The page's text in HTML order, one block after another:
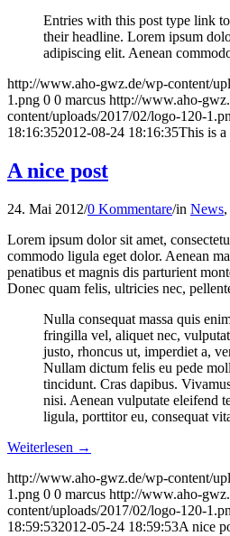
Entries with this post type link
their headline. Lorem ipsum
adipiscing elit. Aenean
http://www.aho-gwz.de/wp-content/
1.png 0 0 marcus http://www.aho-
content/uploads/2017/02/logo-120-
18:16:352012-08-24 18:16:35This is
A nice post
24. Mai 2012/0 Kommentare/in News,
Lorem ipsum dolor sit amet,
commodo ligula eget dolor. Aenean
penatibus et magnis dis parturient
Donec quam felis, ultricies nec,
Nulla consequat massa quis
fringilla vel, aliquet nec,
justo, rhoncus ut, imperdiet a,
Nullam dictum felis eu pede
tincidunt. Cras dapibus.
nisi. Aenean vulputate eleifend
ligula, porttitor eu, consequat
Weiterlesen →
http://www.aho-gwz.de/wp-content/
1.png 0 0 marcus http://www.aho-
content/uploads/2017/02/logo-120-
18:59:532012-05-24 18:59:53A nice